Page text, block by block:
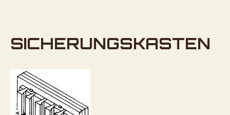
SICHERUNGSKASTEN